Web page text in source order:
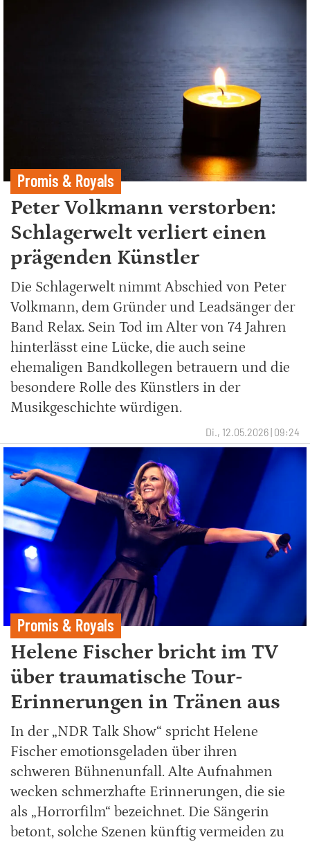
Promis & Royals
Peter Volkmann verstorben:
Schlagerwelt verliert einen
prägenden Künstler
Die Schlagerwelt nimmt Abschied von Peter
Volkmann, dem Gründer und Leadsänger der
Band Relax. Sein Tod im Alter von 74 Jahren
hinterlässt eine Lücke, die auch seine
ehemaligen Bandkollegen betrauern und die
besondere Rolle des Künstlers in der
Musikgeschichte würdigen.
Di., 12.05.2026 | 09:24
Promis & Royals
Helene Fischer bricht im TV
über traumatische Tour-
Erinnerungen in Tränen aus
In der „NDR Talk Show“ spricht Helene
Fischer emotionsgeladen über ihren
schweren Bühnenunfall. Alte Aufnahmen
wecken schmerzhafte Erinnerungen, die sie
als „Horrorfilm“ bezeichnet. Die Sängerin
betont, solche Szenen künftig vermeiden zu